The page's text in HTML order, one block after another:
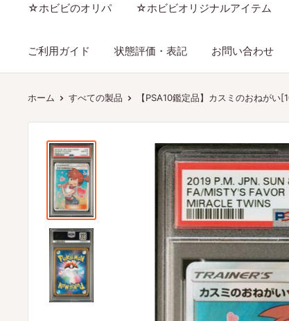
シ
ョ
ッ
☆ホビビのオリパ ☆ホビビオリジナルアイテム
ご利用ガイド 状態評価・表記 お問い合わせ
ホーム すべての製品 【PSA10鑑定品】カスミのおねが